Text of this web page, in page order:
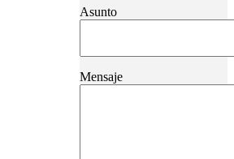
Asunto
Mensaje